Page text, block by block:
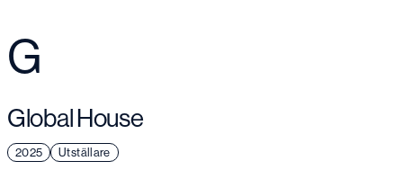
G
Global House
2025 Utställare